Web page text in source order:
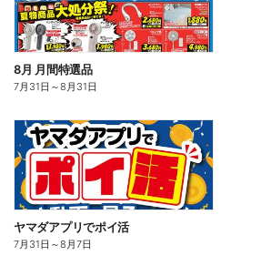
8月 月間特選品
7月31日 ～8月31日
ヤマダアプリでポイ活
7月31日 ～8月7日